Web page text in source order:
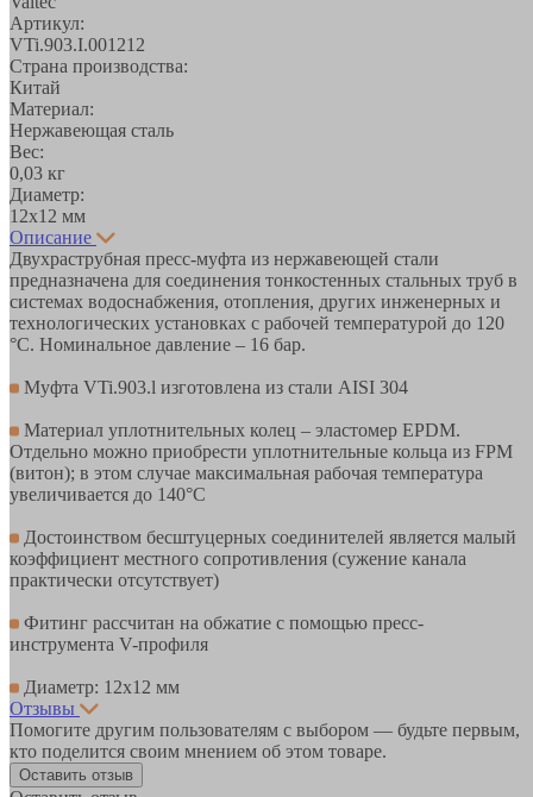
Артикул:
VTi.903.I.001212
Страна производства:
Китай
Материал:
Нержавеющая сталь
Вес:
0,03 кг
Диаметр:
12х12 мм
Описание
Двухраструбная пресс-муфта из нержавеющей стали
предназначена для соединения тонкостенных стальных труб в
системах водоснабжения, отопления, других инженерных и
технологических установках с рабочей температурой до 120
°С. Номинальное давление – 16 бар.
Муфта VTi.903.l изготовлена из стали AISI 304
Материал уплотнительных колец – эластомер EPDM.
Отдельно можно приобрести уплотнительные кольца из FPM
(витон); в этом случае максимальная рабочая температура
увеличивается до 140°С
Достоинством бесштуцерных соединителей является малый
коэффициент местного сопротивления (сужение канала
практически отсутствует)
Фитинг рассчитан на обжатие с помощью пресс-
инструмента V-профиля
Диаметр: 12х12 мм
Отзывы
Помогите другим пользователям с выбором — будьте первым,
кто поделится своим мнением об этом товаре.
Оставить отзыв